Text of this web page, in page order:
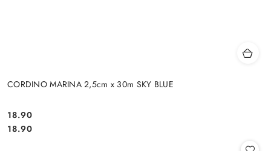
CORDINO MARINA 2,5cm x 30m SKY BLUE
Cena:
18.90
Cena:
18.90